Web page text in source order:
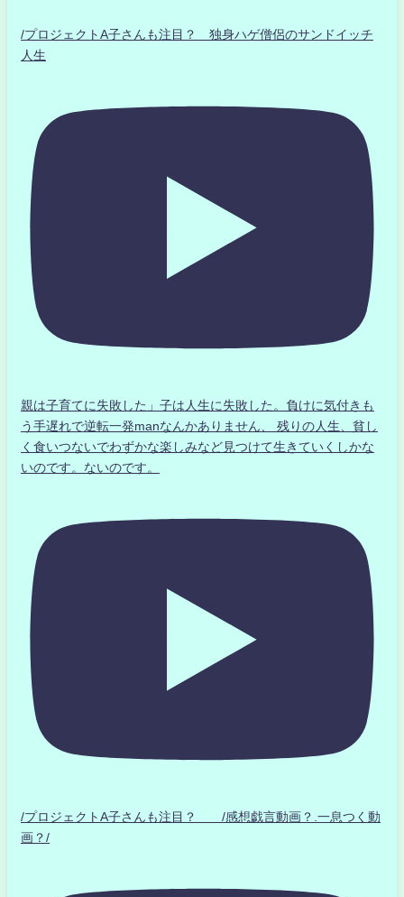
/プロジェクトA子さんも注目？ 独身ハゲ僧侶のサンドイッチ
人生
親は子育てに失敗した」子は人生に失敗した。負けに気付きも
う手遅れで逆転一発manなんかありません、 残りの人生、貧し
く食いつないでわずかな楽しみなど見つけて生きていくしかな
いのです。ないのです。
/プロジェクトA子さんも注目？ /感想戯言動画？.一息つく動
画？/